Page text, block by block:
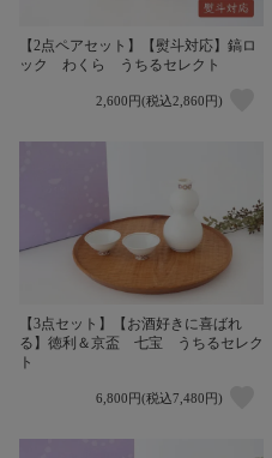
【2点ペアセット】【熨斗対応】鎬ロ
ック わくら うちるセレクト
2,600円(税込2,860円)
【3点セット】【お酒好きに喜ばれ
る】徳利＆京盃 七宝 うちるセレク
ト
6,800円(税込7,480円)